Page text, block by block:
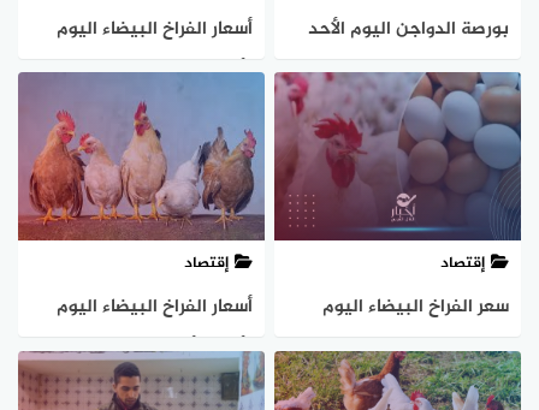
بورصة الدواجن اليوم الأحد
13-10-2024
أسعار الفراخ البيضاء اليوم
الأربعاء 9-10-2024
إقتصاد
سعر الفراخ البيضاء اليوم
الثلاثاء 8-10-2024
إقتصاد
أسعار الفراخ البيضاء اليوم
الأحد 6 أكتوبر 2024